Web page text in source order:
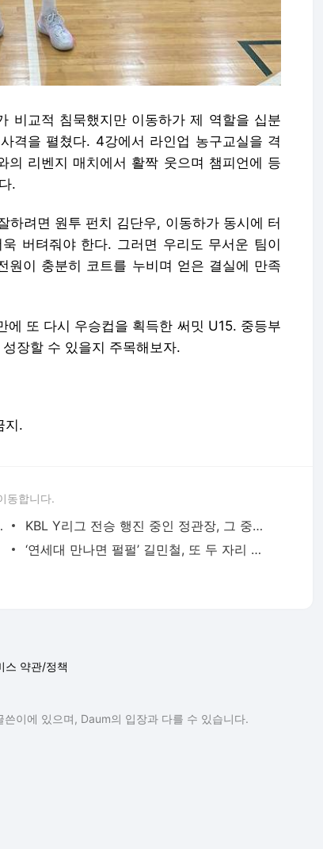
비교적 침묵했지만 이동하가 제 역할을 십분
격을 펼쳤다. 4강에서 라인업 농구교실을 격
의 리벤지 매치에서 활짝 웃으며 챔피언에 등
.
려면 원투 펀치 김단우, 이동하가 동시에 터
버텨줘야 한다. 그러면 우리도 무서운 팀이
이 충분히 코트를 누비며 얻은 결실에 만족
또 다시 우승컵을 획득한 써밋 U15. 중등부
장할 수 있을지 주목해보자.
지.
동합니다.
거두며 2연승
KBL Y리그 전승 행진 중인 정관장, 그 중심에는 돌격대장 윤선우가 있다
‘연세대 만나면 펄펄’ 길민철, 또 두 자리 득점에 더블더블까지
스 약관/정책
이에 있으며, Daum의 입장과 다를 수 있습니다.